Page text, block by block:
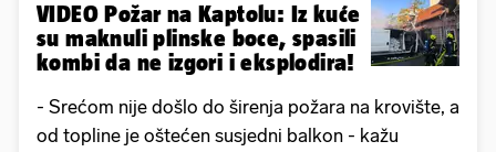
VIDEO Požar na Kaptolu: Iz kuće
su maknuli plinske boce, spasili
kombi da ne izgori i eksplodira!
- Srećom nije došlo do širenja požara na krovište, a
od topline je oštećen susjedni balkon - kažu